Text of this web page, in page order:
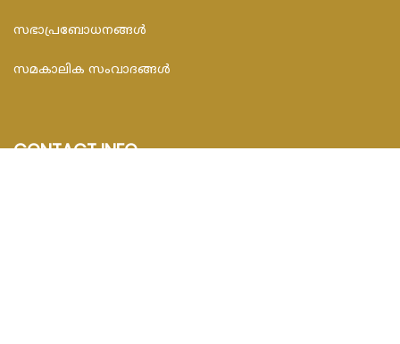
സഭാപ്രബോധനങ്ങള്‍
സമകാലിക സംവാദങ്ങൾ
CONTACT INFO